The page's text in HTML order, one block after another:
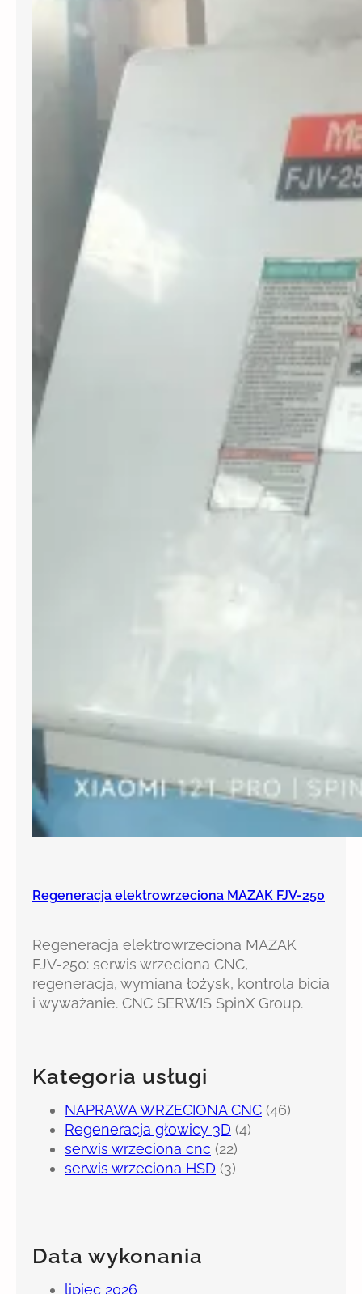
Regeneracja elektrowrzeciona MAZAK FJV-250
Regeneracja elektrowrzeciona MAZAK
FJV-250: serwis wrzeciona CNC,
regeneracja, wymiana łożysk, kontrola bicia
i wyważanie. CNC SERWIS SpinX Group.
Kategoria usługi
NAPRAWA WRZECIONA CNC (46)
Regeneracja głowicy 3D (4)
serwis wrzeciona cnc (22)
serwis wrzeciona HSD (3)
Data wykonania
lipiec 2026